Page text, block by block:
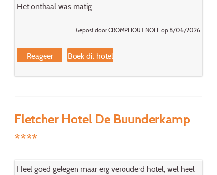
Het onthaal was matig.
Gepost door CROMPHOUT NOEL op 8/06/2026
Reageer Boek dit hotel
Fletcher Hotel De Buunderkamp
****
Heel goed gelegen maar erg verouderd hotel, wel heel